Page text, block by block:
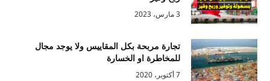
3 مارس، 2023
تجارة مربحة بكل المقاييس ولا يوجد مجال
للمخاطرة او الخسارة
7 أكتوبر، 2020